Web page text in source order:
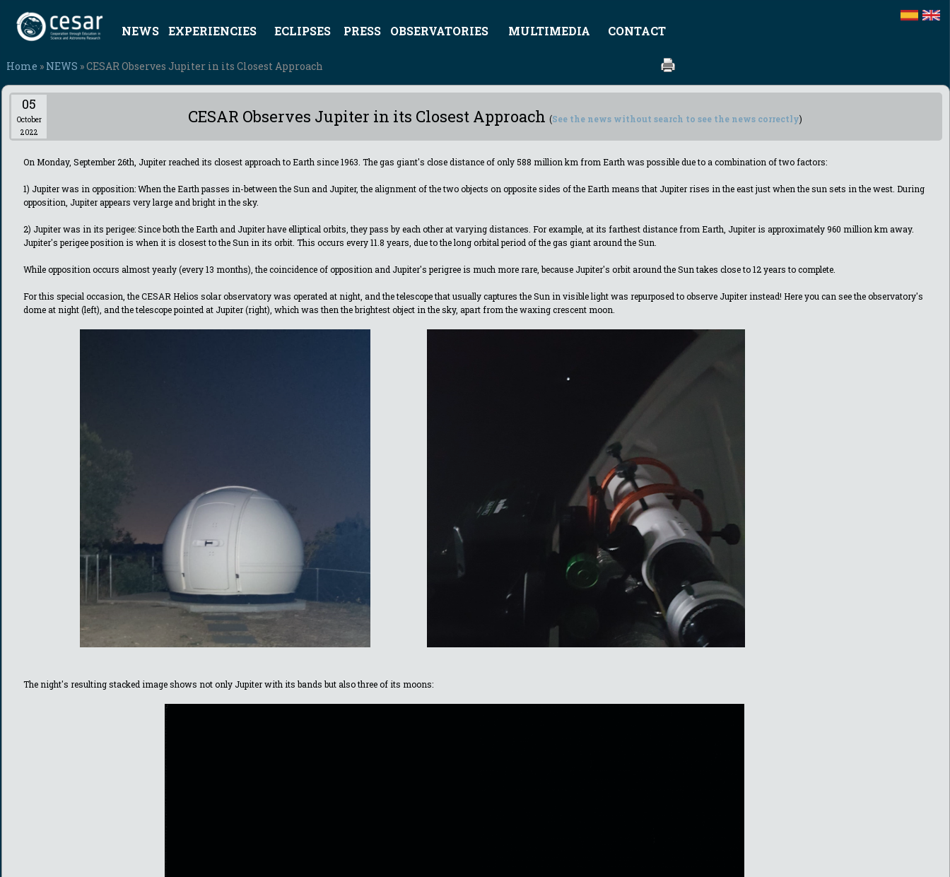
NEWS EXPERIENCIES ECLIPSES PRESS OBSERVATORIES MULTIMEDIA CONTACT
Home » NEWS » CESAR Observes Jupiter in its Closest Approach
05
October
2022
CESAR Observes Jupiter in its Closest Approach (See the news without search to see the news correctly)
On Monday, September 26th, Jupiter reached its closest approach to Earth since 1963. The gas giant's close distance of only 588 million km from Earth was possible due to a combination of two factors:
1) Jupiter was in opposition: When the Earth passes in-between the Sun and Jupiter, the alignment of the two objects on opposite sides of the Earth means that Jupiter rises in the east just when the sun sets in the west. During
opposition, Jupiter appears very large and bright in the sky.
2) Jupiter was in its perigee: Since both the Earth and Jupiter have elliptical orbits, they pass by each other at varying distances. For example, at its farthest distance from Earth, Jupiter is approximately 960 million km away.
Jupiter's perigee position is when it is closest to the Sun in its orbit. This occurs every 11.8 years, due to the long orbital period of the gas giant around the Sun.
While opposition occurs almost yearly (every 13 months), the coincidence of opposition and Jupiter's perigree is much more rare, because Jupiter's orbit around the Sun takes close to 12 years to complete.
For this special occasion, the CESAR Helios solar observatory was operated at night, and the telescope that usually captures the Sun in visible light was repurposed to observe Jupiter instead! Here you can see the observatory's
dome at night (left), and the telescope pointed at Jupiter (right), which was then the brightest object in the sky, apart from the waxing crescent moon.
The night's resulting stacked image shows not only Jupiter with its bands but also three of its moons: